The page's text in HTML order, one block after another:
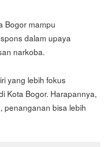
Bogor mampu
dalam upaya
narkoba.
yang lebih fokus
Kota Bogor. Harapannya,
penanganan bisa lebih